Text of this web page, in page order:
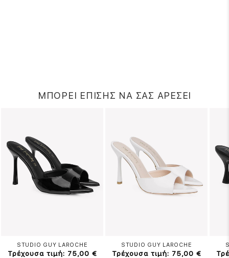
ΜΠΟΡΕΙ ΕΠΙΣΗΣ ΝΑ ΣΑΣ ΑΡΕΣΕΙ
STUDIO GUY LAROCHE
Τρέχουσα τιμή: 75,00 €
STUDIO GUY LAROCHE
Τρέχουσα τιμή: 75,00 €